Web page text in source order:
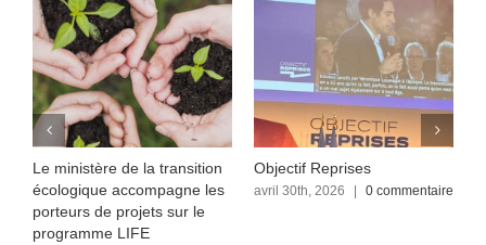
Le ministère de la transition
écologique accompagne les
porteurs de projets sur le
programme LIFE
Objectif Reprises
avril 30th, 2026 0 commentaire